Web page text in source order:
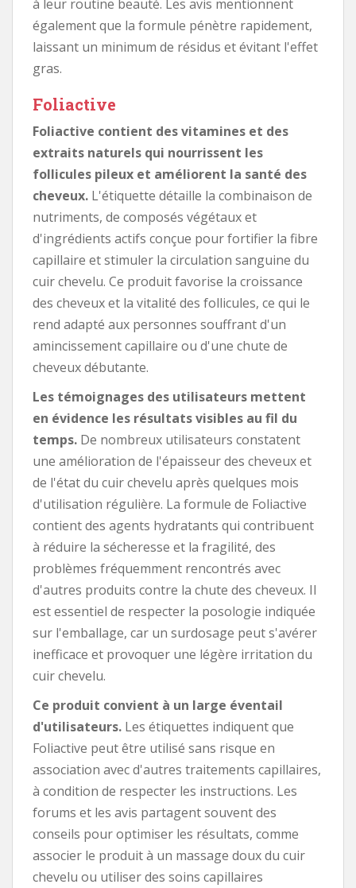
à leur routine beauté. Les avis mentionnent
également que la formule pénètre rapidement,
laissant un minimum de résidus et évitant l'effet
gras.
Foliactive
Foliactive contient des vitamines et des
extraits naturels qui nourrissent les
follicules pileux et améliorent la santé des
cheveux. L'étiquette détaille la combinaison de
nutriments, de composés végétaux et
d'ingrédients actifs conçue pour fortifier la fibre
capillaire et stimuler la circulation sanguine du
cuir chevelu. Ce produit favorise la croissance
des cheveux et la vitalité des follicules, ce qui le
rend adapté aux personnes souffrant d'un
amincissement capillaire ou d'une chute de
cheveux débutante.
Les témoignages des utilisateurs mettent
en évidence les résultats visibles au fil du
temps. De nombreux utilisateurs constatent
une amélioration de l'épaisseur des cheveux et
de l'état du cuir chevelu après quelques mois
d'utilisation régulière. La formule de Foliactive
contient des agents hydratants qui contribuent
à réduire la sécheresse et la fragilité, des
problèmes fréquemment rencontrés avec
d'autres produits contre la chute des cheveux. Il
est essentiel de respecter la posologie indiquée
sur l'emballage, car un surdosage peut s'avérer
inefficace et provoquer une légère irritation du
cuir chevelu.
Ce produit convient à un large éventail
d'utilisateurs. Les étiquettes indiquent que
Foliactive peut être utilisé sans risque en
association avec d'autres traitements capillaires,
à condition de respecter les instructions. Les
forums et les avis partagent souvent des
conseils pour optimiser les résultats, comme
associer le produit à un massage doux du cuir
chevelu ou utiliser des soins capillaires